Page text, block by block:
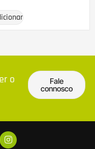
o
Fale
connosco